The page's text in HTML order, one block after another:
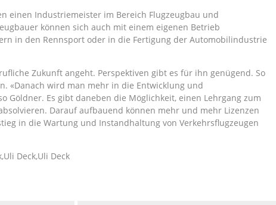
einen Industriemeister im Bereich Flugzeugbau und
können sich auch mit einem eigenen Betrieb
in den Rennsport oder in die Fertigung der Automobilindustrie
Zukunft angeht. Perspektiven gibt es für ihn genügend. So
«Danach wird man mehr in die Entwicklung und
Göldner. Es gibt daneben die Möglichkeit, einen Lehrgang zum
Darauf aufbauend können mehr und mehr Lizenzen
in die Wartung und Instandhaltung von Verkehrsflugzeugen
Deck,Uli Deck